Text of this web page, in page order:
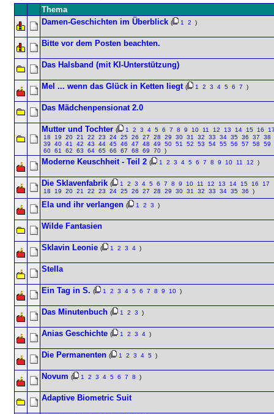
Thema
Damen-Geschichten im Überblick ( 1 2 )
Bitte vor dem Posten beachten.
Das Halsband (mit KI-Unterstützung)
Mel ... wenn das Glück in Ketten liegt ( 1 2 3 4 5 6 7 )
Das Mädchenpensionat 2.0
Mutter und Tochter ( 1 2 3 4 5 6 7 8 9 10 11 12 13 14 15 16
18
19 20 21 22 23 24 25 26 27 28 29 30 31 32 33 34 35 36 37
38
39
40 41 42 43 44 45 46 47 48 49 50 51 52 53 54 55 56 57 58
59
60 61 62 63 64 65 66 67 68 69 70 )
Moderne Keuschheit - Teil 2 ( 1 2 3 4 5 6 7 8 9 10 11 12 )
Die Sklavenfabrik ( 1 2 3 4 5 6 7 8 9 10 11 12 13 14 15 16
17
18
19 20 21 22 23 24 25 26 27 28 29 30 31 32 33 34 35 36 )
Ela und ihr verlangen ( 1 2 3 )
Wilde Fantasien
Sklavin Leonie ( 1 2 3 4 )
Stella
Ein Tag in S. ( 1 2 3 4 5 6 7 8 9 10 )
Das Minutenbuch ( 1 2 3 )
Anias Geschichte ( 1 2 3 4 )
Die Permanenten ( 1 2 3 4 5 )
Novum ( 1 2 3 4 5 6 7 8 )
Adaptive Biometric Suit